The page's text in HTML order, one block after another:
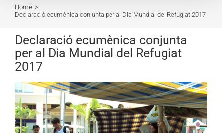
Home
Declaració ecumènica conjunta per al Dia Mundial del Refugiat 2017
Declaració ecumènica conjunta
per al Dia Mundial del Refugiat
2017
View
Larger
Image